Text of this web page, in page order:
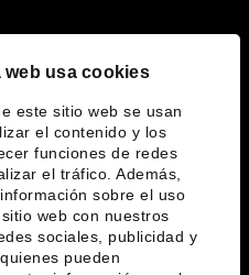
web usa cookies
este sitio web se usan
el contenido y los
funciones de redes
el tráfico. Además,
sobre el uso
web con nuestros
sociales, publicidad y
pueden